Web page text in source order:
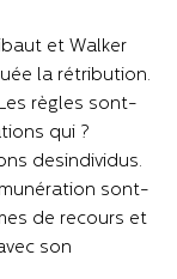
et Walker
la rétribution.
Les règles sont-
qui
desindividus.
sont-
de recours et
son